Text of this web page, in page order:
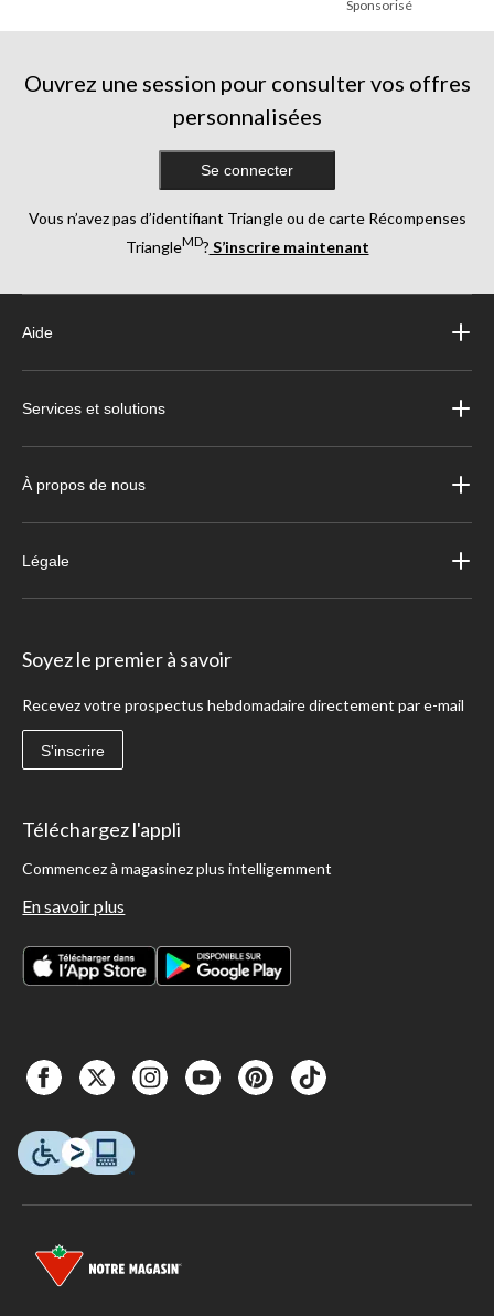
Sponsorisé
Ouvrez une session pour consulter vos offres
personnalisées
Se connecter
Vous n’avez pas d’identifiant Triangle ou de carte Récompenses
TriangleMD? S’inscrire maintenant
Aide
Services et solutions
À propos de nous
Légale
Soyez le premier à savoir
Recevez votre prospectus hebdomadaire directement par e-mail
S'inscrire
Téléchargez l'appli
Commencez à magasinez plus intelligemment
En savoir plus